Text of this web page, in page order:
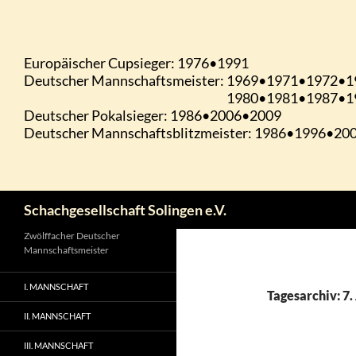
Schachgesellschaft Solingen e.V.
Tagesarchiv:
Zwölffacher Deutscher
Mannschaftsmeister
I. MANNSCHAFT
II. MANNSCHAFT
III. MANNSCHAFT